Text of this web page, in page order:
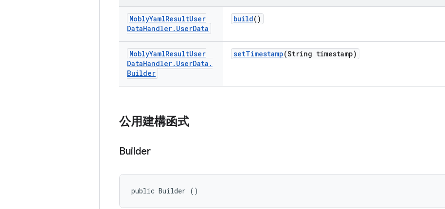
MoblyYamlResultUser
DataHandler. UserData
build()
MoblyYamlResultUser
DataHandler. UserData .
Builder
setTimestamp(String timestamp)
公用建構函式
Builder
public Builder ()